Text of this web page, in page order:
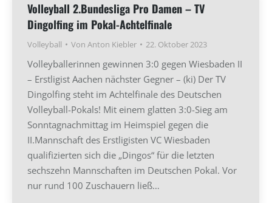
Volleyball 2.Bundesliga Pro Damen – TV
Dingolfing im Pokal-Achtelfinale
Volleyball Von Anton Kiebler 22. Oktober 2023
Volleyballerinnen gewinnen 3:0 gegen Wiesbaden II
– Erstligist Aachen nächster Gegner – (ki) Der TV
Dingolfing steht im Achtelfinale des Deutschen
Volleyball-Pokals! Mit einem glatten 3:0-Sieg am
Sonntagnachmittag im Heimspiel gegen die
II.Mannschaft des Erstligisten VC Wiesbaden
qualifizierten sich die „Dingos“ für die letzten
sechszehn Mannschaften im Deutschen Pokal. Vor
nur rund 100 Zuschauern ließ…